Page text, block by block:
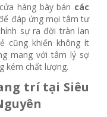
hàng bày bán các
đáp ứng mọi tâm tư
sự ra đời tràn lan
cũng khiến không ít
mang với tâm lý sợ
kém chất lượng.
trí tại Siêu